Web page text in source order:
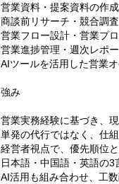
営業資料・提案資料の作成
商談前リサーチ・競合調査
営業フロー設計・営業プ
営業進捗管理・週次レポ
AIツールを活用した営業
強み
営業実務経験に基づき、
単発の代行ではなく、仕
経営者視点で、優先順位
日本語・中国語・英語の3
AI活用も組み合わせ、工